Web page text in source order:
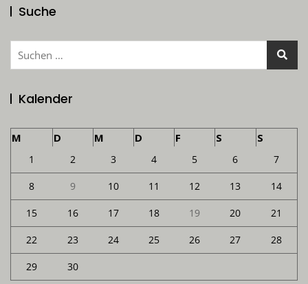
Suche
Suchen
Kalender
M D M D F S S
1 2 3 4 5 6 7
8 9 10 11 12 13 14
15 16 17 18 19 20 21
22 23 24 25 26 27 28
29 30